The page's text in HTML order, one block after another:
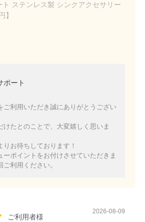
ステンレス製 シンクアクセサリー
】
ポート
ご利用いただき誠にありがとうござい
けたとのことで、大変嬉しく思いま
りお待ちしております！
ーポイントをお付けさせていただきま
利用ください。
ご利用者様
2026-08-09